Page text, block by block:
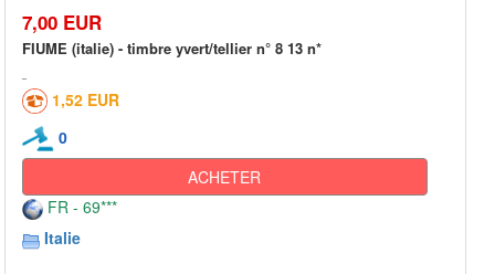
7,00 EUR
FIUME (italie) - timbre yvert/tellier n° 8 13 n*
1,52 EUR
0
ACHETER
FR - 69***
Italie